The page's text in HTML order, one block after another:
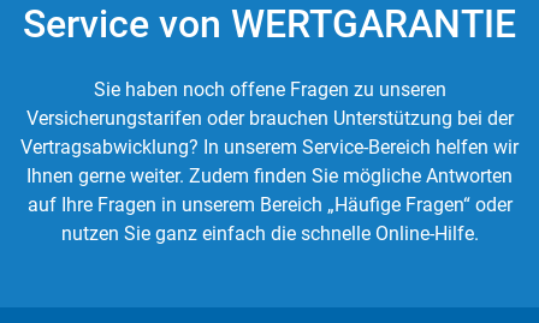
Service von WERTGARANTIE
Sie haben noch offene Fragen zu unseren
Versicherungstarifen oder brauchen Unterstützung bei der
Vertragsabwicklung? In unserem Service-Bereich helfen wir
Ihnen gerne weiter. Zudem finden Sie mögliche Antworten
auf Ihre Fragen in unserem Bereich „Häufige Fragen“ oder
nutzen Sie ganz einfach die schnelle Online-Hilfe.